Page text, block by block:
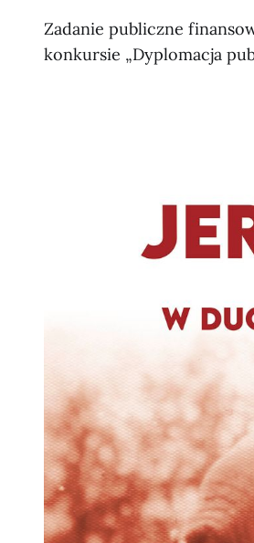
Zadanie publiczne
konkursie „Dyplomacja